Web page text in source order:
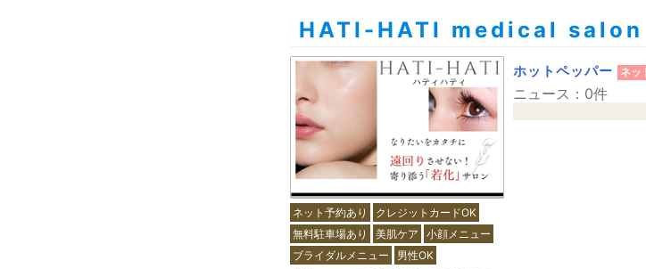
HATI-HATI medical salon
ネット予約あり
クレジットカードOK
無料駐車場あり
美肌ケア
小顔メニュー
ブライダルメニュー
男性OK
ホットペッパー ネッ
ニュース：0件